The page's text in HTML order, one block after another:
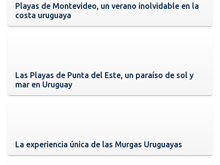
Playas de Montevideo, un verano inolvidable en la
costa uruguaya
Las Playas de Punta del Este, un paraíso de sol y
mar en Uruguay
La experiencia única de las Murgas Uruguayas